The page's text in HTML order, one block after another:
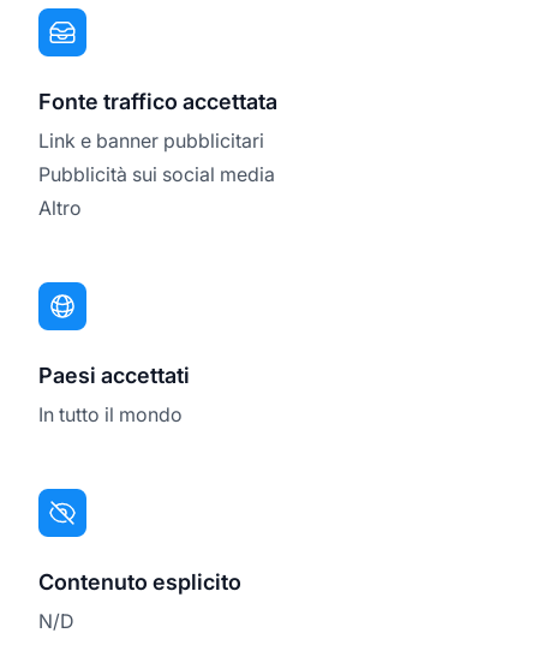
Fonte traffico accettata
Link e banner pubblicitari
Pubblicità sui social media
Altro
Paesi accettati
In tutto il mondo
Contenuto esplicito
N/D